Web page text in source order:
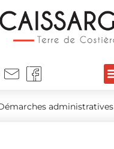
administratives